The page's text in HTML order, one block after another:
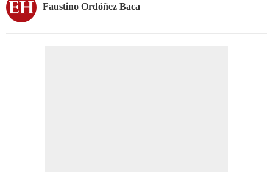
Faustino Ordóñez Baca